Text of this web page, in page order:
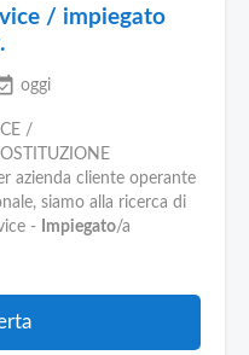
/ impiegato
oggi
/
azienda cliente operante
siamo alla ricerca di
-
Impiegato/a